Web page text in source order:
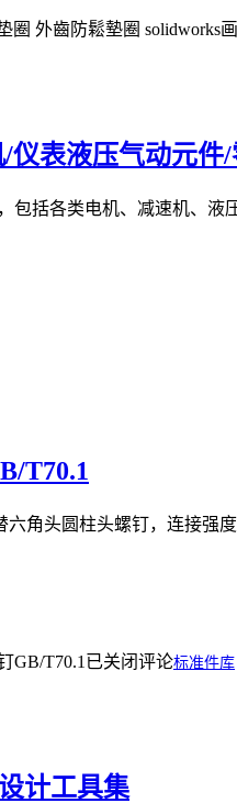
圈 外齒防鬆墊圈 solidworks
仪表液压气动元件
包括各类电机、减速机、
T70.1
角头圆柱头螺钉，连接强
GB/T70.1 已关闭评论标准件库
计工具集